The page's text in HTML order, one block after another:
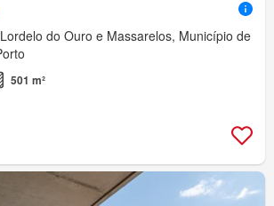
do Ouro e Massarelos, Município de
501 m²